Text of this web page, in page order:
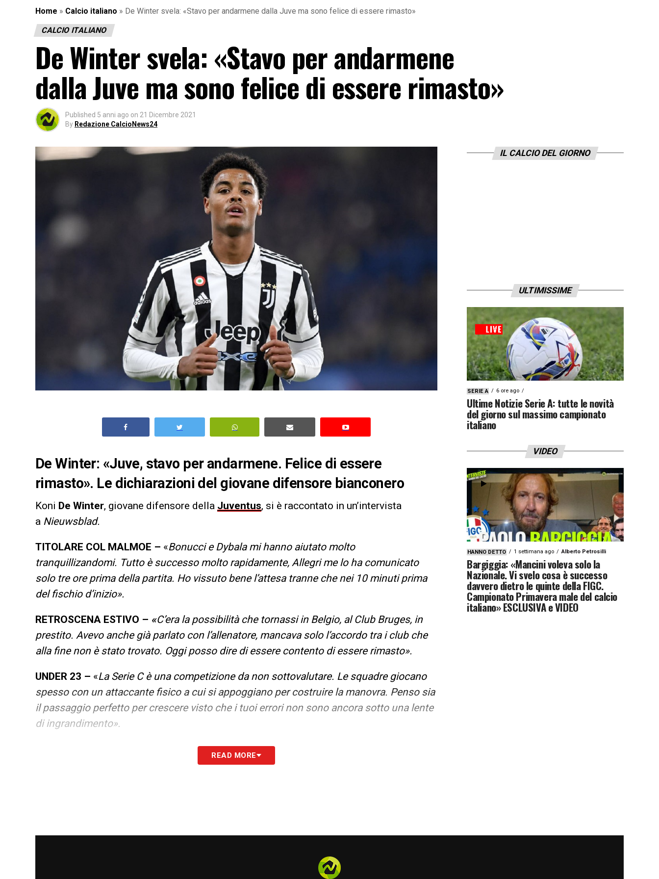
Home » Calcio italiano » De Winter svela: «Stavo per andarmene dalla Juve ma sono felice di essere rimasto»
CALCIO ITALIANO
De Winter svela: «Stavo per andarmene
dalla Juve ma sono felice di essere rimasto»
Published 5 anni ago on 21 Dicembre 2021
By Redazione CalcioNews24
De Winter: «Juve, stavo per andarmene. Felice di essere
rimasto». Le dichiarazioni del giovane difensore bianconero
Koni De Winter, giovane difensore della Juventus, si è raccontato in un’intervista
a Nieuwsblad.
TITOLARE COL MALMOE – «Bonucci e Dybala mi hanno aiutato molto
tranquillizandomi. Tutto è successo molto rapidamente, Allegri me lo ha comunicato
solo tre ore prima della partita. Ho vissuto bene l’attesa tranne che nei 10 minuti prima
del fischio d’inizio».
RETROSCENA ESTIVO – «C’era la possibilità che tornassi in Belgio, al Club Bruges, in
prestito. Avevo anche già parlato con l’allenatore, mancava solo l’accordo tra i club che
alla fine non è stato trovato. Oggi posso dire di essere contento di essere rimasto».
UNDER 23 – «La Serie C è una competizione da non sottovalutare. Le squadre giocano
spesso con un attaccante fisico a cui si appoggiano per costruire la manovra. Penso sia
il passaggio perfetto per crescere visto che i tuoi errori non sono ancora sotto una lente
di ingrandimento».
LA PLAYLIST DELLE NOSTRE TOP NEWSREAD MORE
IL CALCIO DEL GIORNO
ULTIMISSIME
SERIE A 6 ore ago
Ultime Notizie Serie A: tutte le novità
del giorno sul massimo campionato
italiano
VIDEO
HANNO DETTO 1 settimana ago Alberto Petrosilli
Bargiggia: «Mancini voleva solo la
Nazionale. Vi svelo cosa è successo
davvero dietro le quinte della FIGC.
Campionato Primavera male del calcio
italiano» ESCLUSIVA e VIDEO